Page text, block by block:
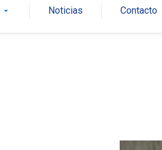
arrow_drop_down Noticias Contacto